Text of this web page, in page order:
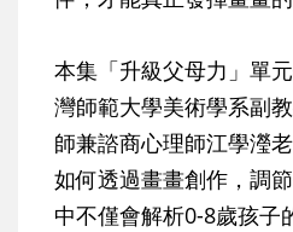
本集「升級父母力」單
灣師範大學美術學系副
師兼諮商心理師江學瀅
如何透過畫畫創作，調
中不僅會解析0-8歲孩子